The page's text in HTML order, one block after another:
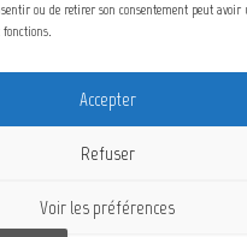
ou de retirer son consentement peut
Accepter
Refuser
Voir les préférences
Copyright © 2026 Pierre Frank